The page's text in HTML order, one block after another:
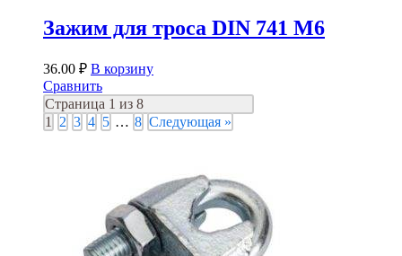
Зажим для троса DIN 741 М6
36.00 ₽ В корзину
Сравнить
Страница 1 из 8
1
2 3 4 5 … 8 Следующая »